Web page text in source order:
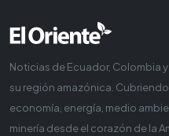
Noticias de Ecuador, Colombia y
su región amazónica.
economía, energía, medio
minería desde el corazón de la